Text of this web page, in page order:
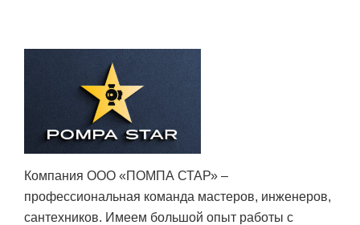
Компания ООО «ПОМПА СТАР» –
профессиональная команда мастеров, инженеров,
сантехников. Имеем большой опыт работы с